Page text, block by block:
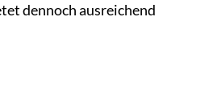
dennoch ausreichend